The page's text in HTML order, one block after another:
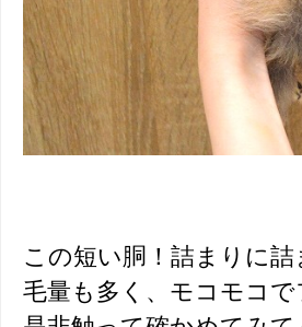
この短い胴！詰まりに詰
毛量も多く、モコモコで